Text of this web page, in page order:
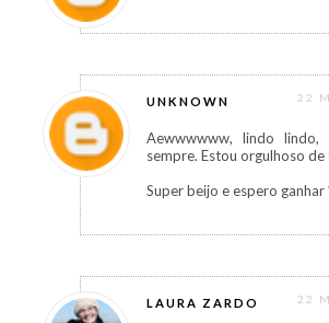
UNKNOWN 22
Aewwwwww, lindo lindo,
sempre. Estou orgulhoso
Super beijo e espero ganhar
LAURA ZARDO 22